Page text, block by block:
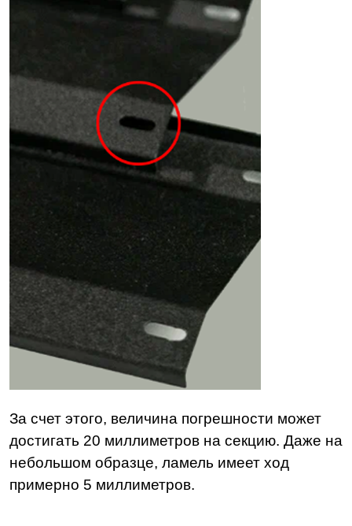
За счет этого, величина погрешности может
достигать 20 миллиметров на секцию. Даже на
небольшом образце, ламель имеет ход
примерно 5 миллиметров.